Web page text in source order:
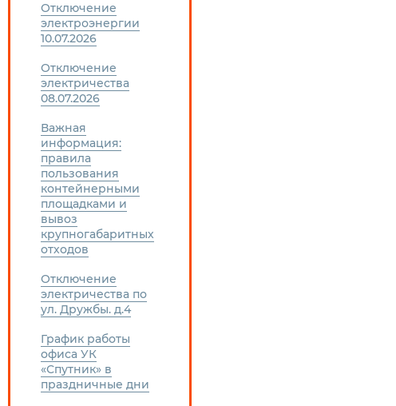
Отключение
электроэнергии
10.07.2026
Отключение
электричества
08.07.2026
Важная
информация:
правила
пользования
контейнерными
площадками и
вывоз
крупногабаритных
отходов
Отключение
электричества по
ул. Дружбы. д.4
График работы
офиса УК
«Спутник» в
праздничные дни